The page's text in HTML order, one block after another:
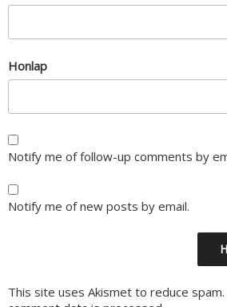
Honlap
Notify me of follow-up comments by
Notify me of new posts by email.
This site uses Akismet to reduce spam.